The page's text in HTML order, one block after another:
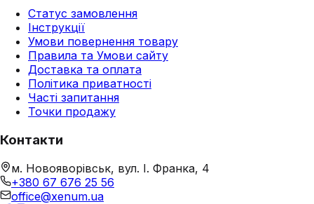
Статус замовлення
Інструкції
Умови повернення товару
Правила та Умови сайту
Доставка та оплата
Політика приватності
Часті запитання
Точки продажу
Контакти
м. Новояворівськ, вул. І. Франка, 4
+380 67 676 25 56
office@xenum.ua